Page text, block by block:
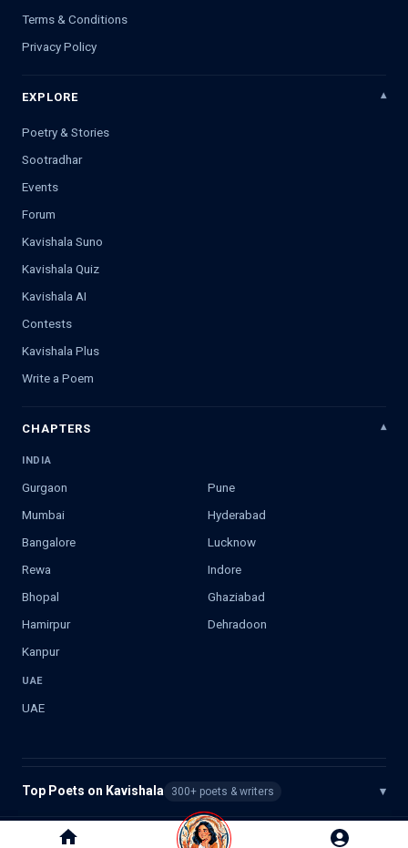
Terms & Conditions
Privacy Policy
EXPLORE
Poetry & Stories
Sootradhar
Events
Forum
Kavishala Suno
Kavishala Quiz
Kavishala AI
Contests
Kavishala Plus
Write a Poem
CHAPTERS
INDIA
Gurgaon
Pune
Mumbai
Hyderabad
Bangalore
Lucknow
Rewa
Indore
Bhopal
Ghaziabad
Hamirpur
Dehradoon
Kanpur
UAE
UAE
Top Poets on Kavishala 300+ poets & writers ▾
Kavishala. All rights reserved.